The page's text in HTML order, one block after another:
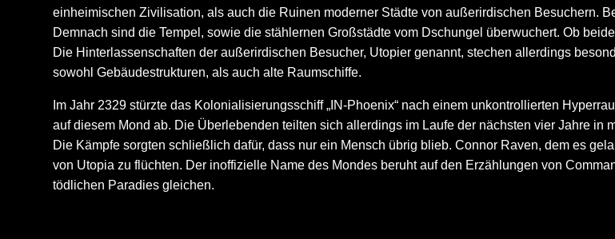
einheimischen Zivilisation, als auch die Ruinen moderner Städte von außerirdischen Besuchern.
Demnach sind die Tempel, sowie die stählernen Großstädte vom Dschungel überwuchert. Ob
Die Hinterlassenschaften der außerirdischen Besucher, Utopier genannt, stechen allerdings
sowohl Gebäudestrukturen, als auch alte Raumschiffe.
Im Jahr 2329 stürzte das Kolonialisierungsschiff „IN-Phoenix“ nach einem unkontrollierten
auf diesem Mond ab. Die Überlebenden teilten sich allerdings im Laufe der nächsten vier Jahre in
Die Kämpfe sorgten schließlich dafür, dass nur ein Mensch übrig blieb. Connor Raven, dem es
von Utopia zu flüchten. Der inoffizielle Name des Mondes beruht auf den Erzählungen von
tödlichen Paradies gleichen.